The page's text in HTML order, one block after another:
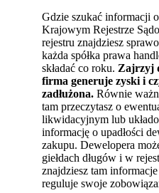
Gdzie szukać informacji
Krajowym Rejestrze
rejestru znajdziesz
każda spółka prawa
składać co roku. Zajrzyj
firma generuje zyski i
zadłużona. Równie
tam przeczytasz o
likwidacyjnym lub
informację o upadłości
zakupu. Dewelopera
giełdach długów i w
znajdziesz tam
reguluje swoje